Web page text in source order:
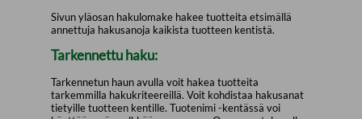
Sivun yläosan hakulomake hakee tuotteita etsimällä
annettuja hakusanoja kaikista tuotteen kentistä.
Tarkennettu haku:
Tarkennetun haun avulla voit hakea tuotteita
tarkemmilla hakukriteereillä. Voit kohdistaa hakusanat
tietyille tuotteen kentille. Tuotenimi -kentässä voi